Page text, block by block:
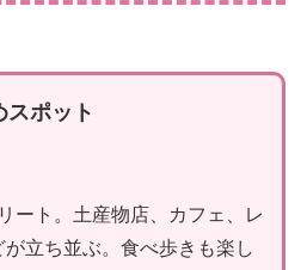
スポット
ート。土産物店、カフェ、レ
立ち並ぶ。食べ歩きも楽し